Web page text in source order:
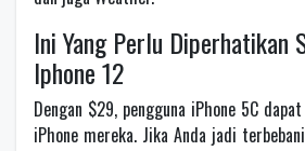
Ini Yang Perlu Diperhatikan
Iphone 12
Dengan $29, pengguna iPhone 5C
iPhone mereka. Jika Anda jadi